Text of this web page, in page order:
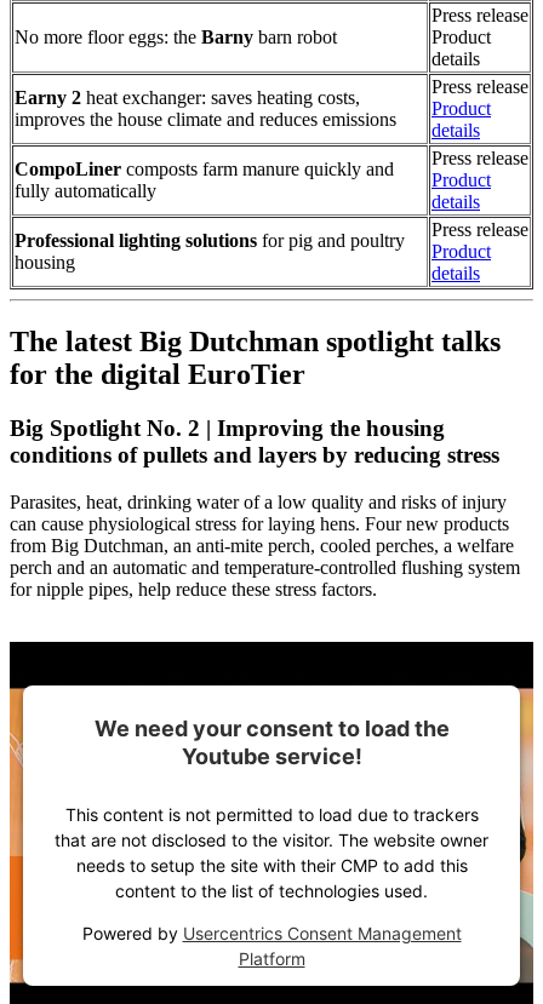
No more floor eggs: the Barny barn robot
Press release
Product
details
Earny 2 heat exchanger: saves heating costs,
improves the house climate and reduces emissions
Press release
Product
details
CompoLiner composts farm manure quickly and
fully automatically
Press release
Product
details
Professional lighting solutions for pig and poultry
housing
Press release
Product
details
The latest Big Dutchman spotlight talks
for the digital EuroTier
Big Spotlight No. 2 | Improving the housing
conditions of pullets and layers by reducing stress
Parasites, heat, drinking water of a low quality and risks of injury
can cause physiological stress for laying hens. Four new products
from Big Dutchman, an anti-mite perch, cooled perches, a welfare
perch and an automatic and temperature-controlled flushing system
for nipple pipes, help reduce these stress factors.
We need your consent to load the
Youtube service!
This content is not permitted to load due to trackers
that are not disclosed to the visitor. The website owner
needs to setup the site with their CMP to add this
content to the list of technologies used.
Powered by Usercentrics Consent Management
Platform